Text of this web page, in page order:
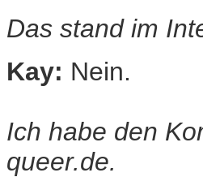
Das stand im
Kay: Nein.
Ich habe den
queer.de.